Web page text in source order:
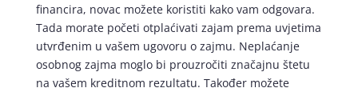
financira, novac možete koristiti kako vam odgovara.
Tada morate početi otplaćivati ​​zajam prema uvjetima
utvrđenim u vašem ugovoru o zajmu. Neplaćanje
osobnog zajma moglo bi prouzročiti značajnu štetu
na vašem kreditnom rezultatu. Također možete